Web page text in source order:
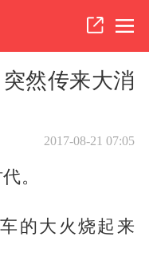
然传来大消
2017-08-21 07:05
。
的大火烧起来